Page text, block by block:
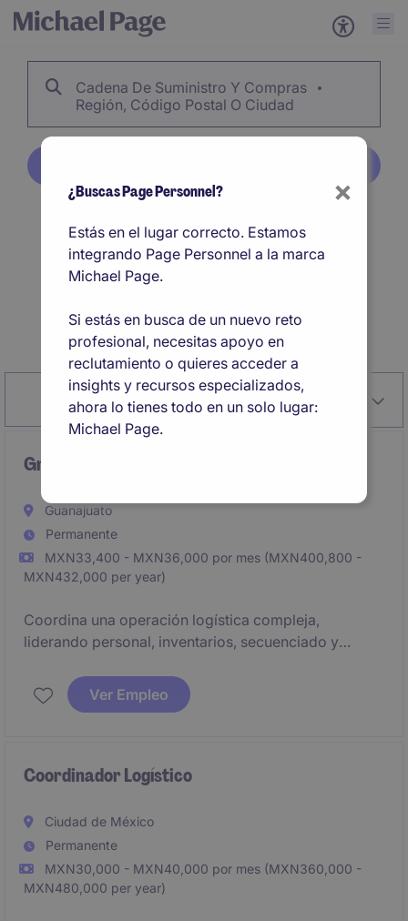
Cadena De Suministro Y Compras
Región, Código Postal O Ciudad
53 Cadena De Suministro
Y Compras
Crear Alerta de Empleo
Relevancia
CloseFiltrar
Group Leader de Secuenciado y Embarques
Guanajuato
Permanente
MXN33,400 - MXN36,000 por mes (MXN400,800 -
MXN432,000 per year)
Coordina una operación logística compleja,
liderando personal, inventarios, secuenciado y
entregas al cliente.
Ver Empleo
Coordinador Logístico
Ciudad de México
Permanente
MXN30,000 - MXN40,000 por mes (MXN360,000 -
MXN480,000 per year)
×
¿Buscas Page Personnel?
Estás en el lugar correcto. Estamos
integrando Page Personnel a la marca
Michael Page.
Si estás en busca de un nuevo reto
profesional, necesitas apoyo en
reclutamiento o quieres acceder a
insights y recursos especializados,
ahora lo tienes todo en un solo lugar:
Michael Page.